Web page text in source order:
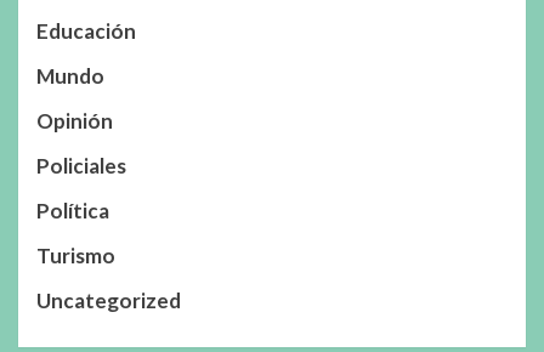
Educación
Mundo
Opinión
Policiales
Política
Turismo
Uncategorized